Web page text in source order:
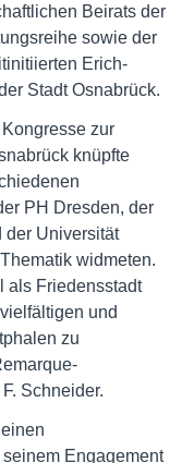
Beirats der
sowie der
Erich-
Stadt Osnabrück.
zur
knüpfte
PH Dresden, der
der Universität
widmeten.
als Friedensstadt
und
zu
Schneider.
Engagement